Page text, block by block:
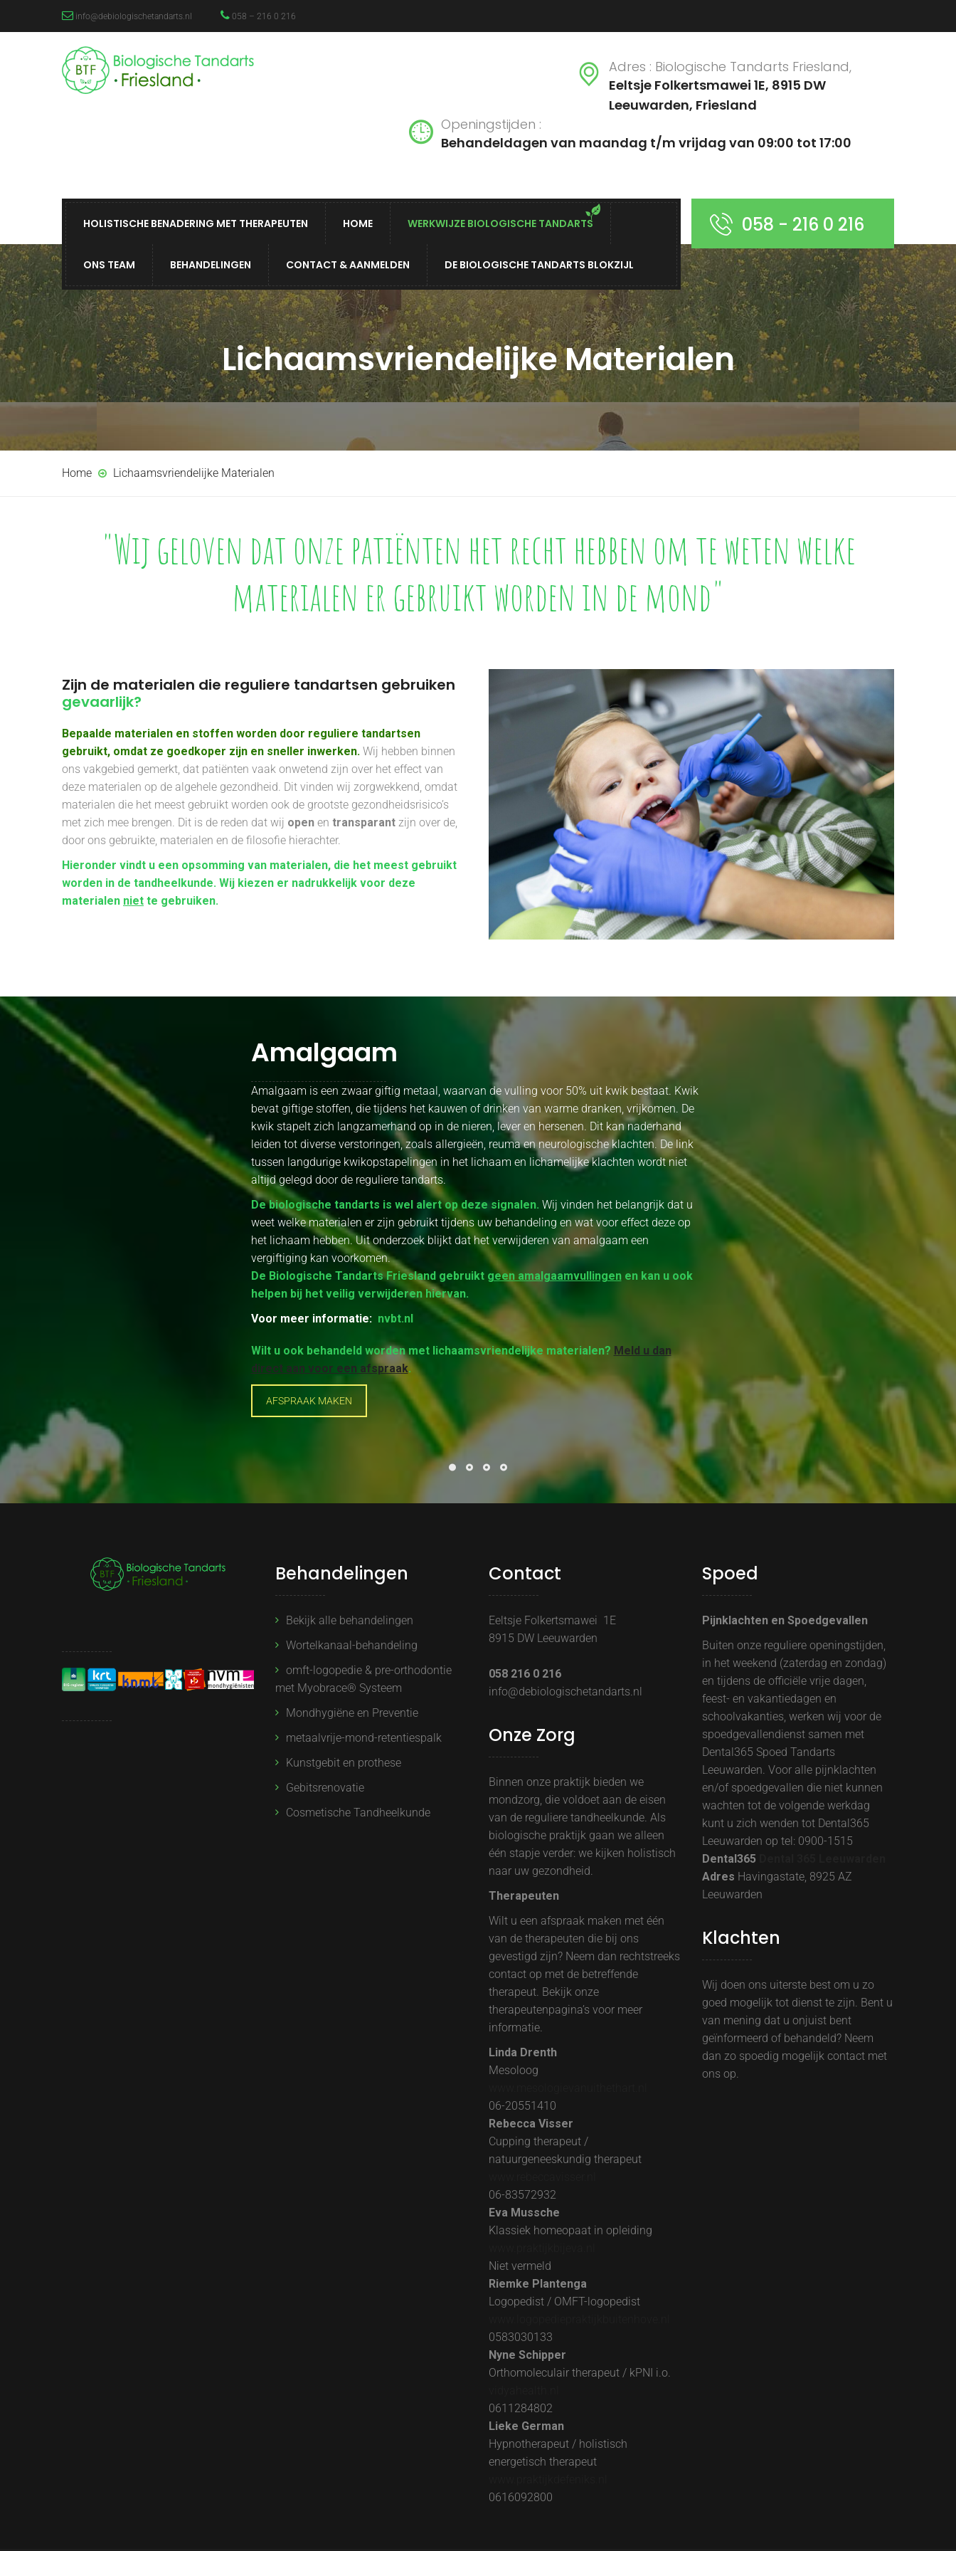
info@debiologischetandarts.nl 058 – 216 0 216
Adres : Biologische Tandarts Friesland,
Eeltsje Folkertsmawei 1E, 8915 DW
Leeuwarden, Friesland
Openingstijden :
Behandeldagen van maandag t/m vrijdag van 09:00 tot 17:00
HOLISTISCHE BENADERING MET THERAPEUTEN HOME WERKWIJZE BIOLOGISCHE TANDARTS
ONS TEAM BEHANDELINGEN CONTACT & AANMELDEN DE BIOLOGISCHE TANDARTS BLOKZIJL
058 - 216 0 216
Lichaamsvriendelijke Materialen
Home Lichaamsvriendelijke Materialen
"Wij geloven dat onze patiënten het recht hebben om te weten welke
materialen er gebruikt worden in de mond"
Zijn de materialen die reguliere tandartsen gebruiken
gevaarlijk?
Bepaalde materialen en stoffen worden door reguliere tandartsen
gebruikt, omdat ze goedkoper zijn en sneller inwerken. Wij hebben binnen
ons vakgebied gemerkt, dat patiënten vaak onwetend zijn over het effect van
deze materialen op de algehele gezondheid. Dit vinden wij zorgwekkend, omdat
materialen die het meest gebruikt worden ook de grootste gezondheidsrisico’s
met zich mee brengen. Dit is de reden dat wij open en transparant zijn over de,
door ons gebruikte, materialen en de filosofie hierachter.
Hieronder vindt u een opsomming van materialen, die het meest gebruikt
worden in de tandheelkunde. Wij kiezen er nadrukkelijk voor deze
materialen niet te gebruiken.
Amalgaam
Amalgaam is een zwaar giftig metaal, waarvan de vulling voor 50% uit kwik bestaat. Kwik
bevat giftige stoffen, die tijdens het kauwen of drinken van warme dranken, vrijkomen. De
kwik stapelt zich langzamerhand op in de nieren, lever en hersenen. Dit kan naderhand
leiden tot diverse verstoringen, zoals allergieën, reuma en neurologische klachten. De link
tussen langdurige kwikopstapelingen in het lichaam en lichamelijke klachten wordt niet
altijd gelegd door de reguliere tandarts.
De biologische tandarts is wel alert op deze signalen. Wij vinden het belangrijk dat u
weet welke materialen er zijn gebruikt tijdens uw behandeling en wat voor effect deze op
het lichaam hebben. Uit onderzoek blijkt dat het verwijderen van amalgaam een
vergiftiging kan voorkomen.
De Biologische Tandarts Friesland gebruikt geen amalgaamvullingenen kan u ook
helpen bij het veilig verwijderen hiervan.
Voor meer informatie: nvbt.nl
Wilt u ook behandeld worden met lichaamsvriendelijke materialen? Meld u dan
direct aan voor een afspraak.
AFSPRAAK MAKEN
Behandelingen
Bekijk alle behandelingen
Wortelkanaal-behandeling
omft-logopedie & pre-orthodontie
met Myobrace® Systeem
Mondhygiëne en Preventie
metaalvrije-mond-retentiespalk
Kunstgebit en prothese
Gebitsrenovatie
Cosmetische Tandheelkunde
Contact
Eeltsje Folkertsmawei 1E
8915 DW Leeuwarden
058 216 0 216
info@debiologischetandarts.nl
Onze Zorg
Binnen onze praktijk bieden we
mondzorg, die voldoet aan de eisen
van de reguliere tandheelkunde. Als
biologische praktijk gaan we alleen
één stapje verder: we kijken holistisch
naar uw gezondheid.
Therapeuten
Wilt u een afspraak maken met één
van de therapeuten die bij ons
gevestigd zijn? Neem dan rechtstreeks
contact op met de betreffende
therapeut. Bekijk onze
therapeutenpagina’s voor meer
informatie.
Linda Drenth
Mesoloog
06-20551410
Rebecca Visser
Cupping therapeut /
natuurgeneeskundig therapeut
06-83572932
Eva Mussche
Klassiek homeopaat in opleiding
Niet vermeld
Riemke Plantenga
Logopedist / OMFT-logopedist
0583030133
Nyne Schipper
Orthomoleculair therapeut / kPNI i.o.
0611284802
Lieke German
Hypnotherapeut / holistisch
energetisch therapeut
0616092800
Spoed
Pijnklachten en Spoedgevallen
Buiten onze reguliere openingstijden,
in het weekend (zaterdag en zondag)
en tijdens de officiële vrije dagen,
feest- en vakantiedagen en
schoolvakanties, werken wij voor de
spoedgevallendienst samen met
Dental365 Spoed Tandarts
Leeuwarden. Voor alle pijnklachten
en/of spoedgevallen die niet kunnen
wachten tot de volgende werkdag
kunt u zich wenden tot Dental365
Leeuwarden op tel: 0900-1515
Dental365
Adres Havingastate, 8925 AZ
Leeuwarden
Klachten
Wij doen ons uiterste best om u zo
goed mogelijk tot dienst te zijn. Bent u
van mening dat u onjuist bent
geïnformeerd of behandeld? Neem
dan zo spoedig mogelijk contact met
ons op.